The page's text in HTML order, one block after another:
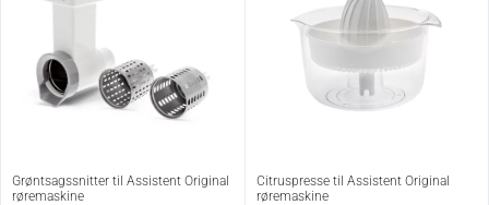
Grøntsagssnitter til Assistent Original
røremaskine
Citruspresse til Assistent Original
røremaskine